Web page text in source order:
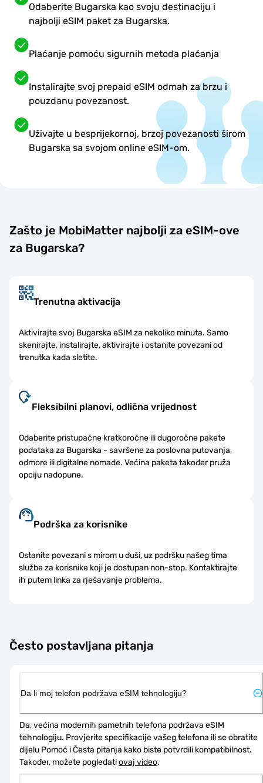
Odaberite Bugarska kao svoju destinaciju i
najbolji eSIM paket za Bugarska.
Plaćanje pomoću sigurnih metoda plaćanja
Instalirajte svoj prepaid eSIM odmah za brzu i
pouzdanu povezanost.
Uživajte u besprijekornoj, brzoj povezanosti širom
Bugarska sa svojom online eSIM-om.
Zašto je MobiMatter najbolji za eSIM-ove
za Bugarska?
Trenutna aktivacija
Aktivirajte svoj Bugarska eSIM za nekoliko minuta. Samo
skenirajte, instalirajte, aktivirajte i ostanite povezani od
trenutka kada sletite.
Fleksibilni planovi, odlična vrijednost
Odaberite pristupačne kratkoročne ili dugoročne pakete
podataka za Bugarska - savršene za poslovna putovanja,
odmore ili digitalne nomade. Većina paketa također pruža
opciju nadopune.
Podrška za korisnike
Ostanite povezani s mirom u duši, uz podršku našeg tima
službe za korisnike koji je dostupan non-stop. Kontaktirajte
ih putem linka za rješavanje problema.
Često postavljana pitanja
Da li moj telefon podržava eSIM tehnologiju?
Da, većina modernih pametnih telefona podržava eSIM
tehnologiju. Provjerite specifikacije vašeg telefona ili se obratite
dijelu Pomoć i Česta pitanja kako biste potvrdili kompatibilnost.
Također, možete pogledati ovaj video.